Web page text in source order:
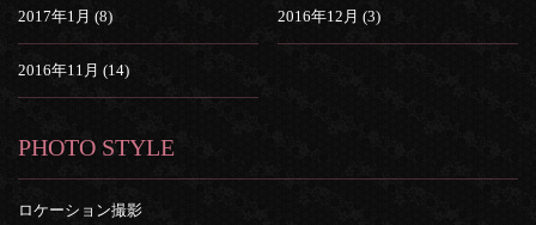
2017年1月 (8) 2016年12月 (3)
2016年11月 (14)
PHOTO STYLE
ロケーション撮影